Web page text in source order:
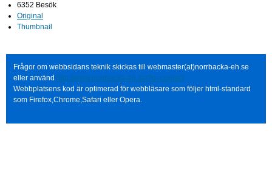
6352 Besök
Original
Thumbnail
Frågor om webbsidans teknik skickas till webmaster(at)norrbacka-eh.se
eller använd http://www.norrbacka-eh.se/?q=contact
Webbplatsens kod är optimerad för webbläsare som följer html-standard
som Firefox,Chrome,Safari eller Opera.